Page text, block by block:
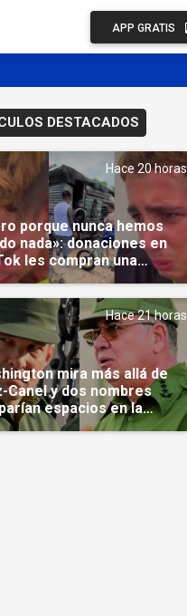
APP GRATIS
DESTACADOS
Hace 20 horas
porque nunca hemos
nada»: donaciones en
les compran una
Hace 21 horas
mira más allá de
Canel y dos nombres
espacios en la